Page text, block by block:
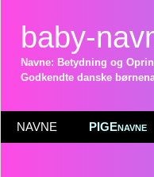
baby-
Navne: Betydning og
Godkendte danske
NAVNE PIGEnavne